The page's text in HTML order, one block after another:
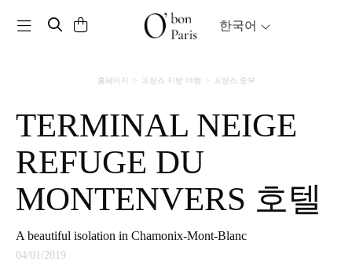
Toggle navigation 한국어
홈페이지 프랑스 지방 여행 프랑스 중부
TERMINAL NEIGE
REFUGE DU
MONTENVERS 호텔
A beautiful isolation in Chamonix-Mont-Blanc
04/01/2019